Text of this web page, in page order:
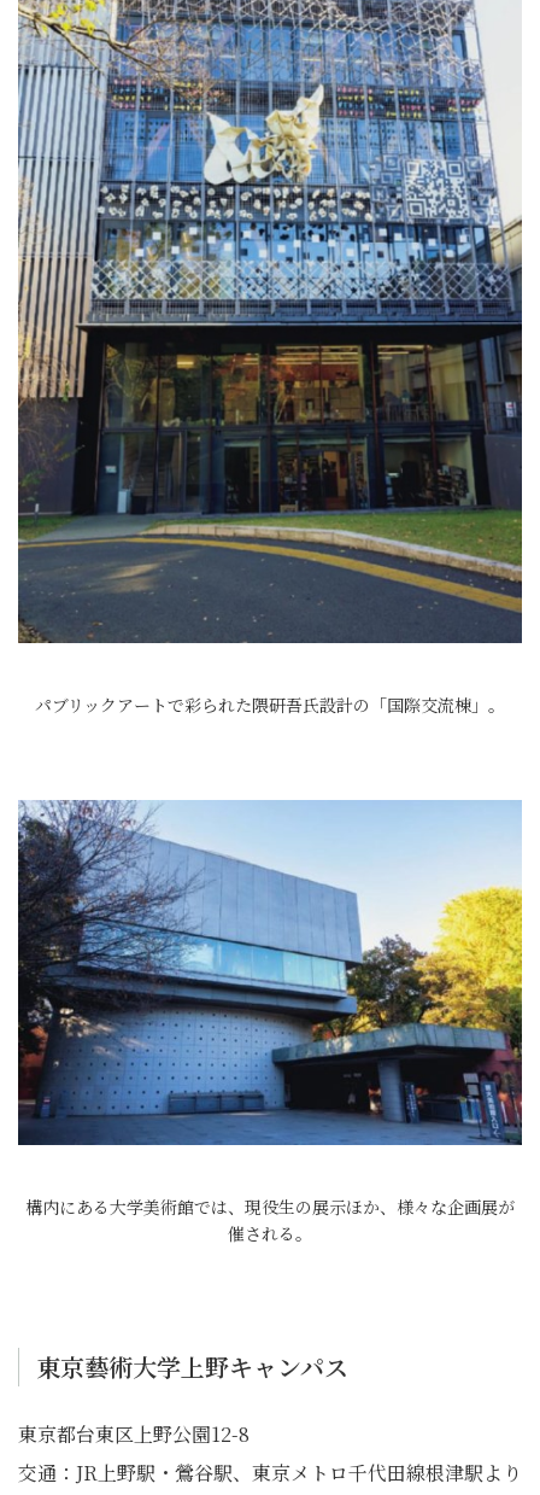
パブリックアートで彩られた隈研吾氏設計の「国際交流棟」。
構内にある大学美術館では、現役生の展示ほか、様々な企画展が
催される。
東京藝術大学上野キャンパス
東京都台東区上野公園12-8
交通：JR上野駅・鶯谷駅、東京メトロ千代田線根津駅より